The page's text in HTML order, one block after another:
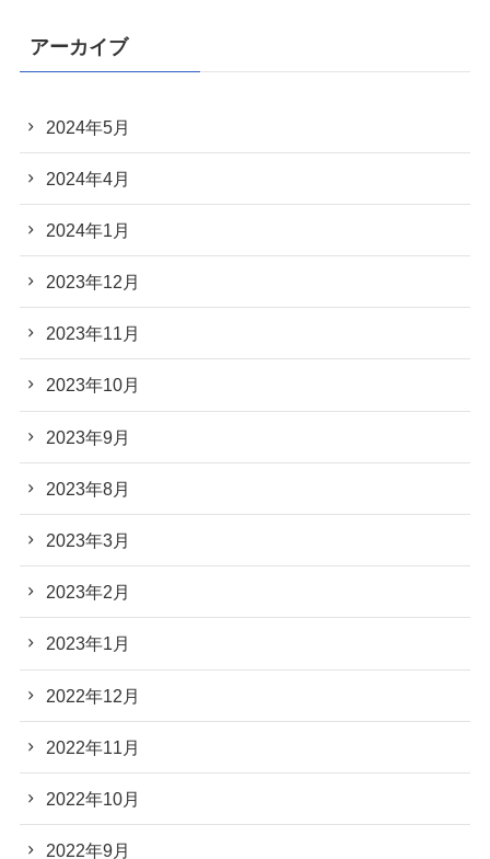
アーカイブ
2024年5月
2024年4月
2024年1月
2023年12月
2023年11月
2023年10月
2023年9月
2023年8月
2023年3月
2023年2月
2023年1月
2022年12月
2022年11月
2022年10月
2022年9月